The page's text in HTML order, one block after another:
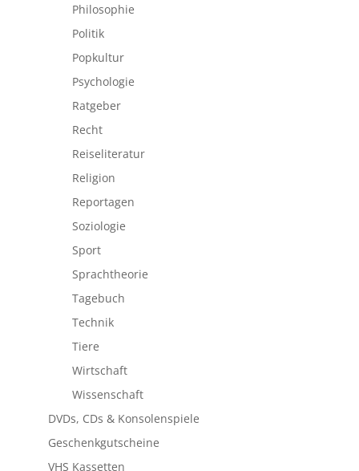
Philosophie
Politik
Popkultur
Psychologie
Ratgeber
Recht
Reiseliteratur
Religion
Reportagen
Soziologie
Sport
Sprachtheorie
Tagebuch
Technik
Tiere
Wirtschaft
Wissenschaft
DVDs, CDs & Konsolenspiele
Geschenkgutscheine
VHS Kassetten